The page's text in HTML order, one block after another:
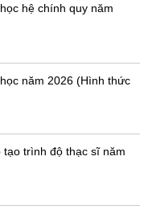
hệ chính quy năm
năm 2026 (Hình thức
trình độ thạc sĩ năm